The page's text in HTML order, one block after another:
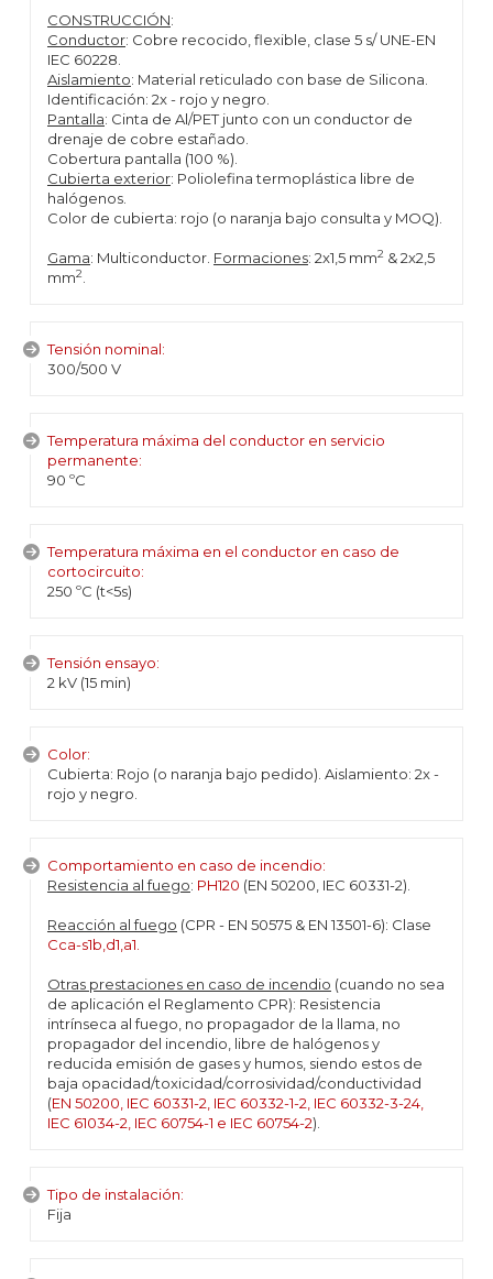
CONSTRUCCIÓN:
Conductor: Cobre recocido, flexible, clase 5 s/ UNE-EN
IEC 60228.
Aislamiento: Material reticulado con base de Silicona.
Identificación: 2x - rojo y negro.
Pantalla: Cinta de Al/PET junto con un conductor de
drenaje de cobre estañado.
Cobertura pantalla (100 %).
Cubierta exterior: Poliolefina termoplástica libre de
halógenos.
Color de cubierta: rojo (o naranja bajo consulta y MOQ).
Gama: Multiconductor. Formaciones: 2x1,5 mm2 & 2x2,5
mm2
Tensión nominal:
300/500 V
Temperatura máxima del conductor en servicio
permanente:
90 ºC
Temperatura máxima en el conductor en caso de
cortocircuito:
250 ºC (t<5s)
Tensión ensayo:
2 kV (15 min)
Color:
Cubierta: Rojo (o naranja bajo pedido). Aislamiento: 2x -
rojo y negro.
Comportamiento en caso de incendio:
Resistencia al fuego: PH120 (EN 50200, IEC 60331-2).
Reacción al fuego (CPR - EN 50575 & EN 13501-6): Clase
Cca-s1b,d1,a1.
Otras prestaciones en caso de incendio (cuando no sea
de aplicación el Reglamento CPR): Resistencia
intrínseca al fuego, no propagador de la llama, no
propagador del incendio, libre de halógenos y
reducida emisión de gases y humos, siendo estos de
baja opacidad/toxicidad/corrosividad/conductividad
(EN 50200, IEC 60331-2, IEC 60332-1-2, IEC 60332-3-24,
IEC 61034-2, IEC 60754-1 e IEC 60754-2).
Tipo de instalación:
Fija